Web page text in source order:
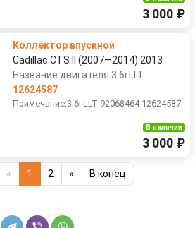
3 000 ₽
Коллектор впускной
Cadillac CTS II (2007—2014) 2013
Название двигателя 3.6i LLT
12624587
Примечание:3.6i LLT 92068464 12624587
В наличии
3 000 ₽
« 1 2 » В конец